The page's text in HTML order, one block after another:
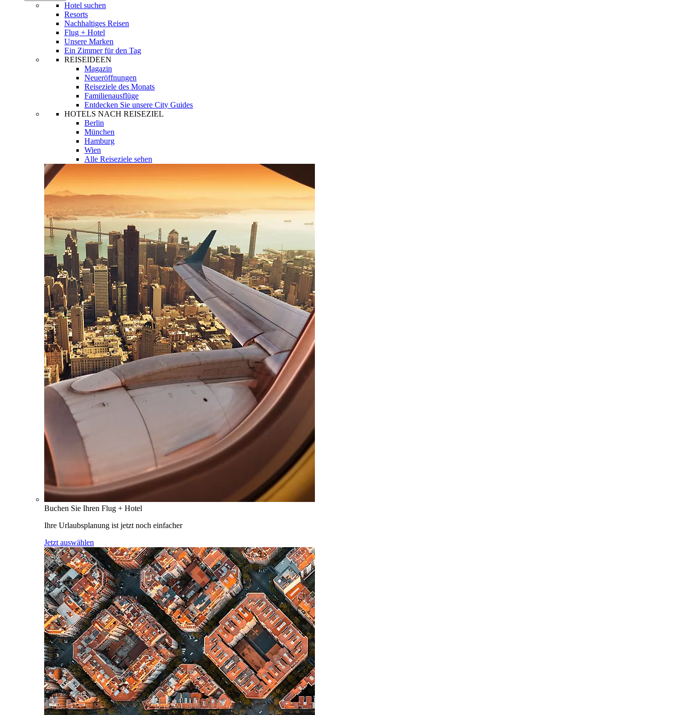
Hotel suchen
Resorts
Nachhaltiges Reisen
Flug + Hotel
Unsere Marken
Ein Zimmer für den Tag
REISEIDEEN
Magazin
Neueröffnungen
Reiseziele des Monats
Familienausflüge
Entdecken Sie unsere City Guides
HOTELS NACH REISEZIEL
Berlin
München
Hamburg
Wien
Alle Reiseziele sehen
Buchen Sie Ihren Flug + Hotel
Ihre Urlaubsplanung ist jetzt noch einfacher
Jetzt auswählen